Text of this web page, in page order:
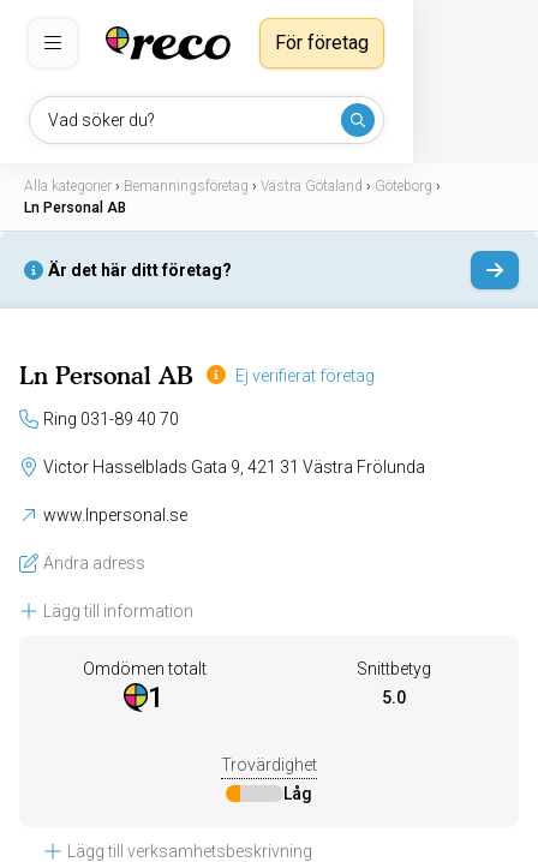
Vad söker du?
För företag
Alla kategorier › Bemanningsföretag › Västra Götaland › Göteborg ›
Ln Personal AB
Är det här ditt företag?
Ln Personal AB Ej verifierat företag
Ring 031-89 40 70
Victor Hasselblads Gata 9, 421 31 Västra Frölunda
www.lnpersonal.se
Ändra adress
Lägg till information
Omdömen totalt
1
Snittbetyg
5.0
Trovärdighet
Låg
Lägg till verksamhetsbeskrivning